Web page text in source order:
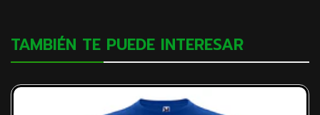
TAMBIÉN TE PUEDE INTERESAR